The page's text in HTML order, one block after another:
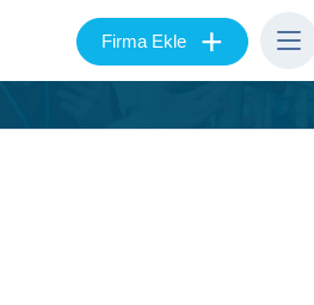
Firma Ekle +